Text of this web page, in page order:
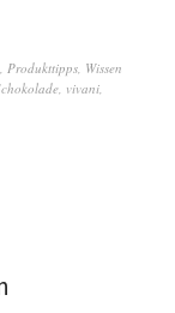
, Produkttipps, Wissen
, vivani,